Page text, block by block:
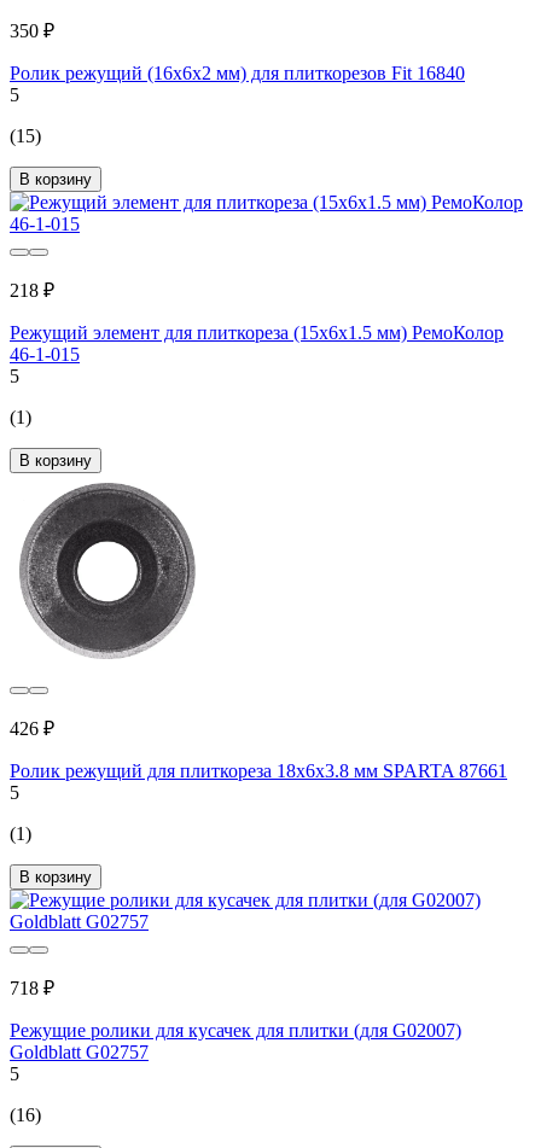
350 ₽
Ролик режущий (16х6х2 мм) для плиткорезов Fit 16840
5
(15)
В корзину
218 ₽
Режущий элемент для плиткореза (15x6х1.5 мм) РемоКолор
46-1-015
5
(1)
В корзину
426 ₽
Ролик режущий для плиткореза 18x6x3.8 мм SPARTA 87661
5
(1)
В корзину
718 ₽
Режущие ролики для кусачек для плитки (для G02007)
Goldblatt G02757
5
(16)